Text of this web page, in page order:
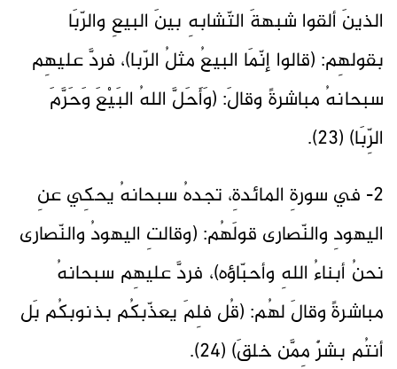
الذينَ ألقوا شبهةَ التّشابهِ بينَ البيعِ والرّبَا
بقولهِم: (قالوا إنّمَا البيعُ مثلُ الرّبا)، فردَّ عليهِم
سبحانهُ مباشرةً وقالَ: (وَأَحَلَّ اللهُ البَيْعَ وَحَرَّمَ
الرِّبَا) (23).
2- في سورةِ المائدةِ، تجدهُ سبحانهُ يحكِي عنِ
اليهودِ والنّصارى قولَهُم: (وقالتِ اليهودُ والنّصارى
نحنُ أبناءُ اللهِ وأحبّاؤه)، فردَّ عليهِم سبحانهُ
مباشرةً وقالَ لهُم: (قُل فلِمَ يعذّبكُم بذنوبكُم بَل
أنتُم بشرٌ مِمَّن خلقَ) (24).